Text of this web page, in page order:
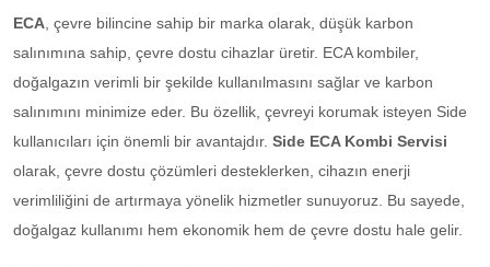
ECA, çevre bilincine sahip bir marka olarak, düşük karbon
salınımına sahip, çevre dostu cihazlar üretir. ECA kombiler,
doğalgazın verimli bir şekilde kullanılmasını sağlar ve karbon
salınımını minimize eder. Bu özellik, çevreyi korumak isteyen Side
kullanıcıları için önemli bir avantajdır. Side ECA Kombi Servisi
olarak, çevre dostu çözümleri desteklerken, cihazın enerji
verimliliğini de artırmaya yönelik hizmetler sunuyoruz. Bu sayede,
doğalgaz kullanımı hem ekonomik hem de çevre dostu hale gelir.